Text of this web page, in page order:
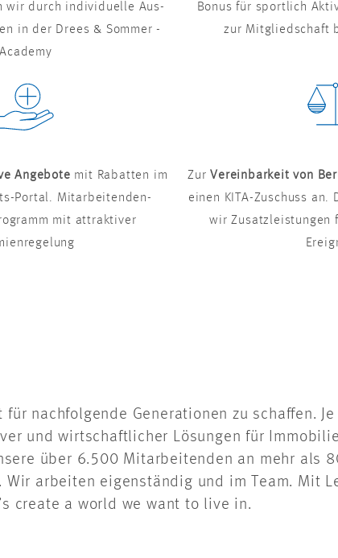
wir durch individuelle Aus-
in der Drees & Sommer -
Academy
Bonus für sportlich
zur Mitgliedschaft
Angebote mit Rabatten im
Portal. Mitarbeitenden-
mit attraktiver
ZurVereinbarkeit von
einen KITA-Zuschuss
wir Zusatzleistungen
nachfolgende Generationen zu schaffen.
und wirtschaftlicher Lösungen für
über 6.500 Mitarbeitenden an mehr als
arbeiten eigenständig und im Team. Mit
create a world we want to live in.